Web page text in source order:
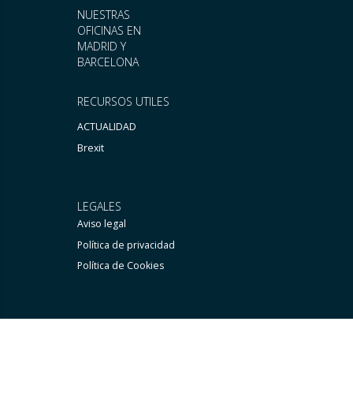
RECURSOS UTILES
ACTUALIDAD
Brexit
NUESTRAS
OFICINAS EN
MADRID Y
BARCELONA
LEGALES
Aviso legal
Política de privacidad
Política de Cookies